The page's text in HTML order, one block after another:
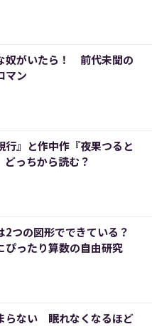
奴がいたら！ 前代未聞の
マン
行』と作中作『夜果つると
っちから読む？
2つの図形でできている？
ぴったり算数の自由研究
らない 眠れなくなるほど